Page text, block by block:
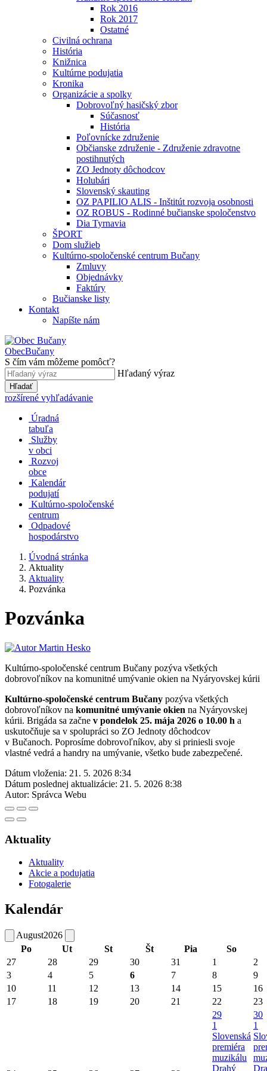
Rok 2016
Rok 2017
Ostatné
Civilná ochrana
História
Knižnica
Kultúrne podujatia
Kronika
Organizácie a spolky
Dobrovoľný hasičský zbor
Súčasnosť
História
Poľovnícke združenie
Občianske združenie - Združenie zdravotne
postihnutých
ZO Jednoty dôchodcov
Holubári
Slovenský skauting
OZ PAPILIO ALIS - Inštitút rozvoja osobnosti
OZ ROBUS - Rodinné bučianske spoločenstvo
Dia Tyrnavia
ŠPORT
Dom služieb
Kultúrno-spoločenské centrum Bučany
Zmluvy
Objednávky
Faktúry
Bučianske listy
Kontakt
Napíšte nám
ObecBučany
S čím vám môžeme pomôcť?
Hľadaný výraz
Hľadať
rozšírené vyhľadávanie
Úradná
tabuľa
Služby
v obci
Rozvoj
obce
Kalendár
podujatí
Kultúrno-spoločenské
centrum
Odpadové
hospodárstvo
Úvodná stránka
Aktuality
Aktuality
Pozvánka
Pozvánka
Kultúrno-spoločenské centrum Bučany pozýva všetkých
dobrovoľníkov na komunitné umývanie okien na Nyáryovskej kúrii
Kultúrno-spoločenské centrum Bučany pozýva všetkých
dobrovoľníkov na komunitné umývanie okien na Nyáryovskej
kúrii. Brigáda sa začne v pondelok 25. mája 2026 o 10.00 h a
uskutočňuje sa v spolupráci so ZO Jednoty dôchodcov
v Bučanoch. Poprosíme dobrovoľníkov, aby si priniesli svoje
vlastné vedrá a handry na umývanie, všetko bude zabezpečené.
Dátum vloženia: 21. 5. 2026 8:34
Dátum poslednej aktualizácie: 21. 5. 2026 8:38
Autor: Správca Webu
Aktuality
Aktuality
Akcie a podujatia
Fotogalerie
Kalendár
August2026
Po
Ut St Št Pia
So
27
28 29 30 31 1
2
3
4 5 6 7 8
9
10
11 12 13 14 15
16
17
18 19 20 21 22 23
29
1
Slovenská
premiéra
muzikálu
Drahý
30
1